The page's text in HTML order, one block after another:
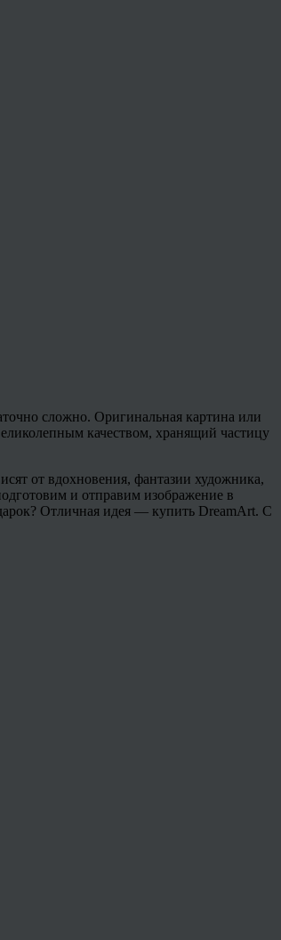
сложно. Оригинальная картина или
качеством, хранящий частицу
от вдохновения, фантазии художника,
и отправим изображение в
Отличная идея — купить DreamArt. С